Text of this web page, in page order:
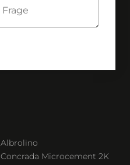
Albrolino
Concrada Microcement 2K